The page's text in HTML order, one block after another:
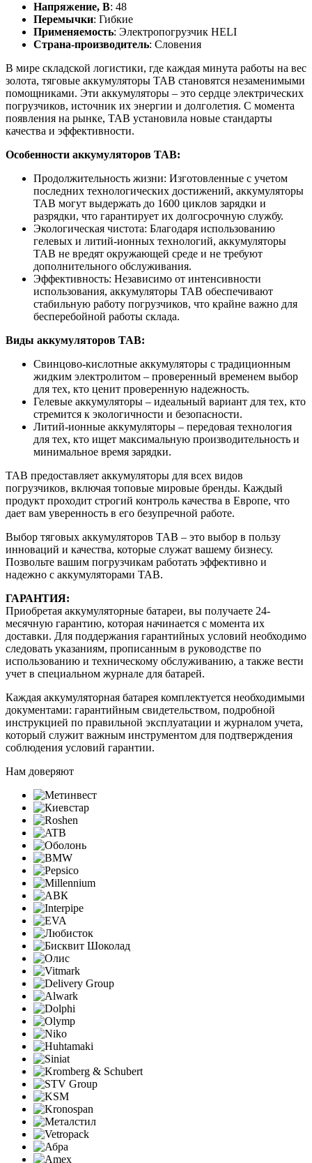
Напряжение, В: 48
Перемычки: Гибкие
Применяемость: Электропогрузчик HELI
Страна-производитель: Словения
В мире складской логистики, где каждая минута работы на вес
золота, тяговые аккумуляторы TAB становятся незаменимыми
помощниками. Эти аккумуляторы – это сердце электрических
погрузчиков, источник их энергии и долголетия. С момента
появления на рынке, TAB установила новые стандарты
качества и эффективности.
Особенности аккумуляторов TAB:
Продолжительность жизни: Изготовленные с учетом
последних технологических достижений, аккумуляторы
TAB могут выдержать до 1600 циклов зарядки и
разрядки, что гарантирует их долгосрочную службу.
Экологическая чистота: Благодаря использованию
гелевых и литий-ионных технологий, аккумуляторы
TAB не вредят окружающей среде и не требуют
дополнительного обслуживания.
Эффективность: Независимо от интенсивности
использования, аккумуляторы TAB обеспечивают
стабильную работу погрузчиков, что крайне важно для
бесперебойной работы склада.
Виды аккумуляторов TAB:
Свинцово-кислотные аккумуляторы с традиционным
жидким электролитом – проверенный временем выбор
для тех, кто ценит проверенную надежность.
Гелевые аккумуляторы – идеальный вариант для тех, кто
стремится к экологичности и безопасности.
Литий-ионные аккумуляторы – передовая технология
для тех, кто ищет максимальную производительность и
минимальное время зарядки.
TAB предоставляет аккумуляторы для всех видов
погрузчиков, включая топовые мировые бренды. Каждый
продукт проходит строгий контроль качества в Европе, что
дает вам уверенность в его безупречной работе.
Выбор тяговых аккумуляторов TAB – это выбор в пользу
инноваций и качества, которые служат вашему бизнесу.
Позвольте вашим погрузчикам работать эффективно и
надежно с аккумуляторами TAB.
ГАРАНТИЯ:
Приобретая аккумуляторные батареи, вы получаете 24-
месячную гарантию, которая начинается с момента их
доставки. Для поддержания гарантийных условий необходимо
следовать указаниям, прописанным в руководстве по
использованию и техническому обслуживанию, а также вести
учет в специальном журнале для батарей.
Каждая аккумуляторная батарея комплектуется необходимыми
документами: гарантийным свидетельством, подробной
инструкцией по правильной эксплуатации и журналом учета,
который служит важным инструментом для подтверждения
соблюдения условий гарантии.
Нам доверяют